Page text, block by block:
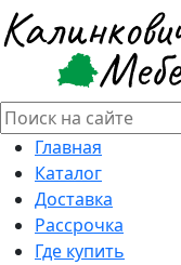
Главная
Каталог
Доставка
Рассрочка
Где купить